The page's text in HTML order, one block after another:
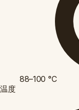
88–100 °C
温度